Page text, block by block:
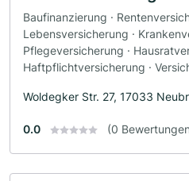
Baufinanzierung ·
Lebensversicherung ·
Pflegeversicherung ·
Haftpflichtversicherung ·
Woldegker Str. 27, 17033
0.0 (0